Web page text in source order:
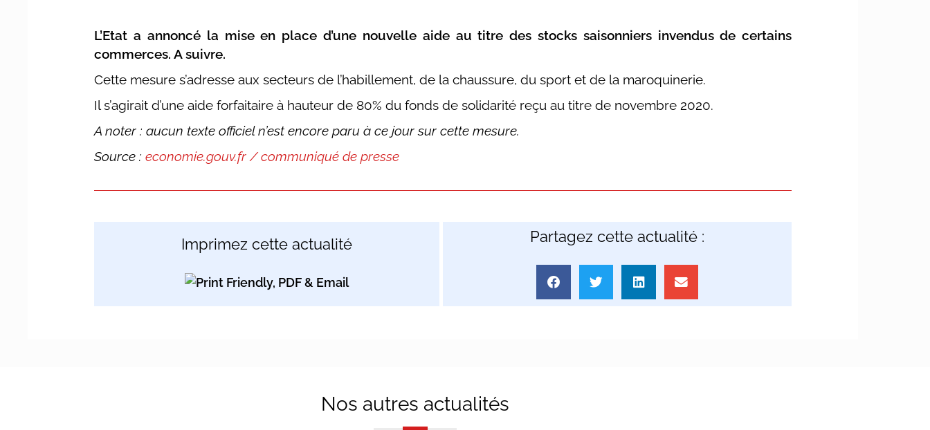
L’Etat a annoncé la mise en place d’une nouvelle aide au titre des stocks saisonniers invendus de certains
commerces. A suivre.
Cette mesure s’adresse aux secteurs de l’habillement, de la chaussure, du sport et de la maroquinerie.
Il s’agirait d’une aide forfaitaire à hauteur de 80% du fonds de solidarité reçu au titre de novembre 2020.
A noter : aucun texte officiel n’est encore paru à ce jour sur cette mesure.
Source :economie.gouv.fr / communiqué de presse
Imprimez cette actualité Partagez cette actualité :
Nos autres actualités